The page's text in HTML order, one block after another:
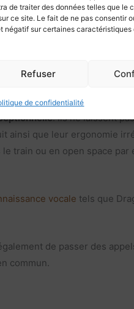
de traiter des données telles que le
ce site. Le fait de ne pas consentir
négatif sur certaines caractéristiques
Refuser
de confidentialité
les mains, le cou et la tête.
autres appareils
. Ils ne laissent
ainsi que leur ergonomie
train ou en open space
vocale tels que
de passer des
commun.